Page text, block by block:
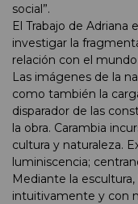
social”.
El Trabajo de Adriana
investigar la
relación con el
Las imágenes de la
como también la
disparador de las
la obra. Carambia
cultura y naturaleza.
luminiscencia;
Mediante la
intuitivamente y con